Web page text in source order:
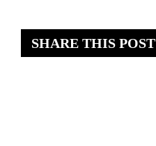
SHARE THIS POST